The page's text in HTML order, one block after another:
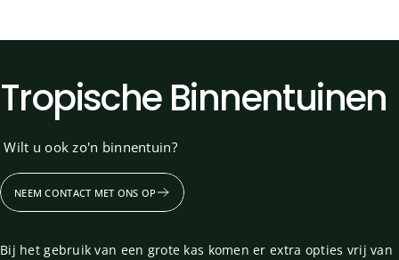
Tropische Binnentuinen
Wilt u ook zo'n binnentuin?
NEEM CONTACT MET ONS OP
Bij het gebruik van een grote kas komen er extra opties vrij van